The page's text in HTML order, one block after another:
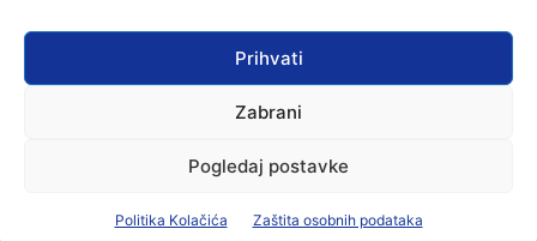
Prihvati
Zabrani
Pogledaj postavke
Politika Kolačića Zaštita osobnih podataka
10 kolovoza, 2026
stotu godišnjicu djelovanja